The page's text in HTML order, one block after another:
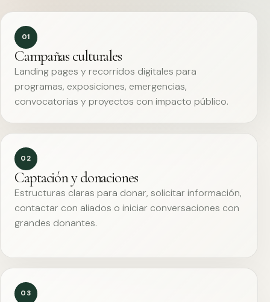
01
Campañas culturales
Landing pages y recorridos digitales para
programas, exposiciones, emergencias,
convocatorias y proyectos con impacto público.
02
Captación y donaciones
Estructuras claras para donar, solicitar información,
contactar con aliados o iniciar conversaciones con
grandes donantes.
03